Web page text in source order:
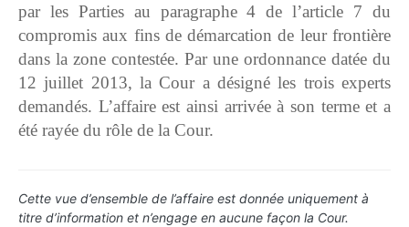
par les Parties au paragraphe 4 de l’article 7 du
compromis aux fins de démarcation de leur frontière
dans la zone contestée. Par une ordonnance datée du
12 juillet 2013, la Cour a désigné les trois experts
demandés. L’affaire est ainsi arrivée à son terme et a
été rayée du rôle de la Cour.
Cette vue d’ensemble de l’affaire est donnée uniquement à
titre d’information et n’engage en aucune façon la Cour.